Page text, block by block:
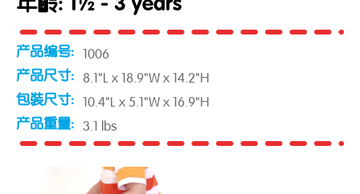
产品编号: 1006
产品尺寸: 8.1"L x 18.9"W x 14.2"H
包裝尺寸: 10.4"L x 5.1"W x 16.9"H
产品重量: 3.1 lbs